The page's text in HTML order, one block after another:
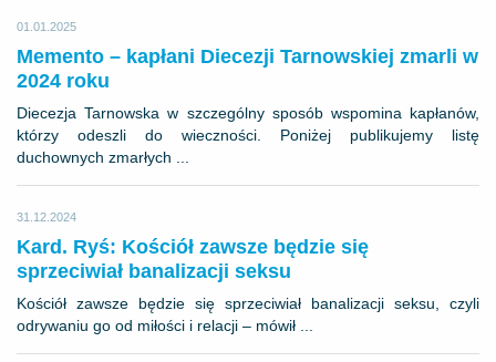
01.01.2025
Memento – kapłani Diecezji Tarnowskiej zmarli w
2024 roku
Diecezja Tarnowska w szczególny sposób wspomina kapłanów,
którzy odeszli do wieczności. Poniżej publikujemy listę
duchownych zmarłych ...
31.12.2024
Kard. Ryś: Kościół zawsze będzie się
sprzeciwiał banalizacji seksu
Kościół zawsze będzie się sprzeciwiał banalizacji seksu, czyli
odrywaniu go od miłości i relacji – mówił ...